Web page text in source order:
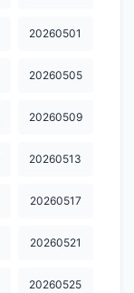
20260501
20260505
20260509
20260513
20260517
20260521
20260525